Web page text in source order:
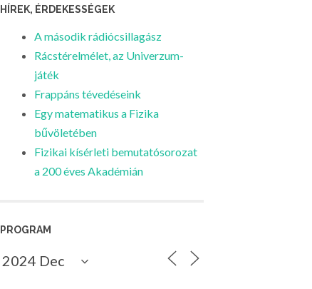
HÍREK, ÉRDEKESSÉGEK
A második rádiócsillagász
Rácstérelmélet, az Univerzum-
játék
Frappáns tévedéseink
Egy matematikus a Fizika
bűvöletében
Fizikai kísérleti bemutatósorozat
a 200 éves Akadémián
PROGRAM